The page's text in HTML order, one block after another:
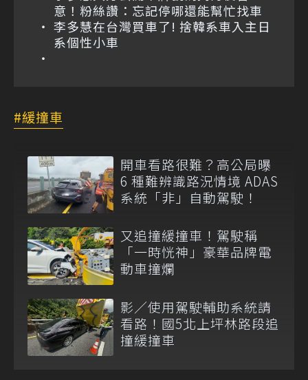
意！粉絲讚：忘記停哪還能幫忙找車
李多慧在台灣買車了! 捨韓系車入主日
系個性小車
緩撞車
開車看路很難？高公局曝
6 種難辨識路況情境 ADAS
系統「非」自動駕駛！
又追撞緩撞車！駕駛稱
「一時恍神」豪華品牌電
動車撞爛
影／使用駕駛輔助系統請
看路！國5北上坪林路段追
撞緩撞車